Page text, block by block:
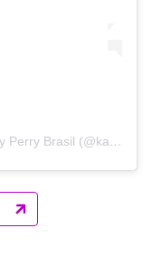
Uma publicação compartilhada por Katy Perry Brasil (@katyperrybrasil)